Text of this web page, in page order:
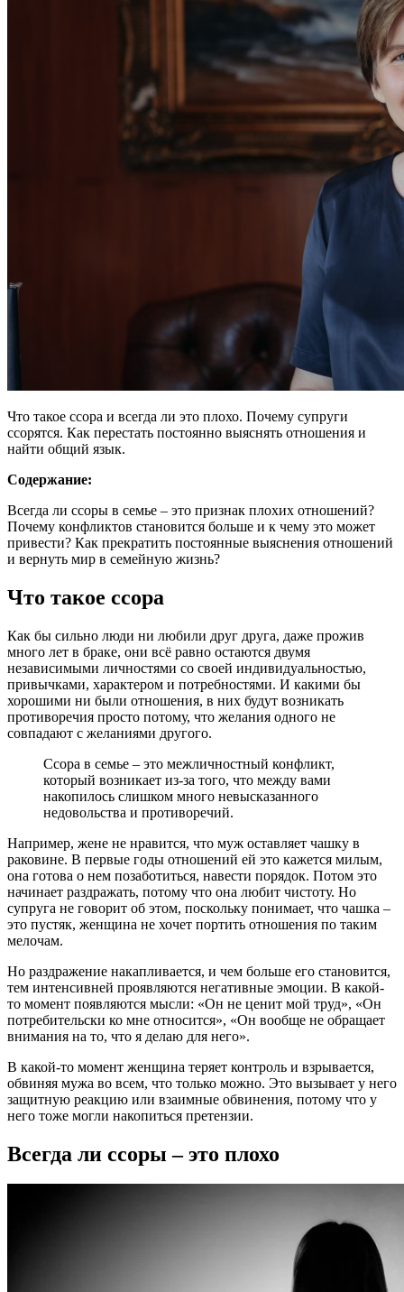
Что такое ссора и всегда ли это плохо. Почему супруги
ссорятся. Как перестать постоянно выяснять отношения и
найти общий язык.
Содержание:
Всегда ли ссоры в семье – это признак плохих отношений?
Почему конфликтов становится больше и к чему это может
привести? Как прекратить постоянные выяснения отношений
и вернуть мир в семейную жизнь?
Что такое ссора
Как бы сильно люди ни любили друг друга, даже прожив
много лет в браке, они всё равно остаются двумя
независимыми личностями со своей индивидуальностью,
привычками, характером и потребностями. И какими бы
хорошими ни были отношения, в них будут возникать
противоречия просто потому, что желания одного не
совпадают с желаниями другого.
Ссора в семье – это межличностный конфликт,
который возникает из-за того, что между вами
накопилось слишком много невысказанного
недовольства и противоречий.
Например, жене не нравится, что муж оставляет чашку в
раковине. В первые годы отношений ей это кажется милым,
она готова о нем позаботиться, навести порядок. Потом это
начинает раздражать, потому что она любит чистоту. Но
супруга не говорит об этом, поскольку понимает, что чашка –
это пустяк, женщина не хочет портить отношения по таким
мелочам.
Но раздражение накапливается, и чем больше его становится,
тем интенсивней проявляются негативные эмоции. В какой-
то момент появляются мысли: «Он не ценит мой труд», «Он
потребительски ко мне относится», «Он вообще не обращает
внимания на то, что я делаю для него».
В какой-то момент женщина теряет контроль и взрывается,
обвиняя мужа во всем, что только можно. Это вызывает у него
защитную реакцию или взаимные обвинения, потому что у
него тоже могли накопиться претензии.
Всегда ли ссоры – это плохо